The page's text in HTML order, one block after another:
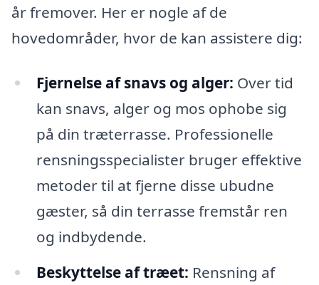
år fremover. Her er nogle af de
hovedområder, hvor de kan assistere dig:
Fjernelse af snavs og alger: Over tid
kan snavs, alger og mos ophobe sig
på din træterrasse. Professionelle
rensningsspecialister bruger effektive
metoder til at fjerne disse ubudne
gæster, så din terrasse fremstår ren
og indbydende.
Beskyttelse af træet: Rensning af